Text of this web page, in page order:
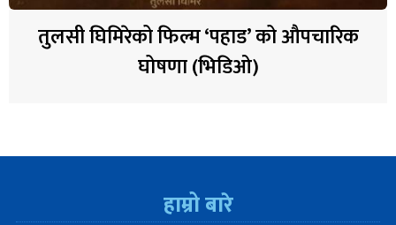
तुलसी घिमिरेको फिल्म ‘पहाड’ को औपचारिक
घोषणा (भिडिओ)
हाम्रो बारे